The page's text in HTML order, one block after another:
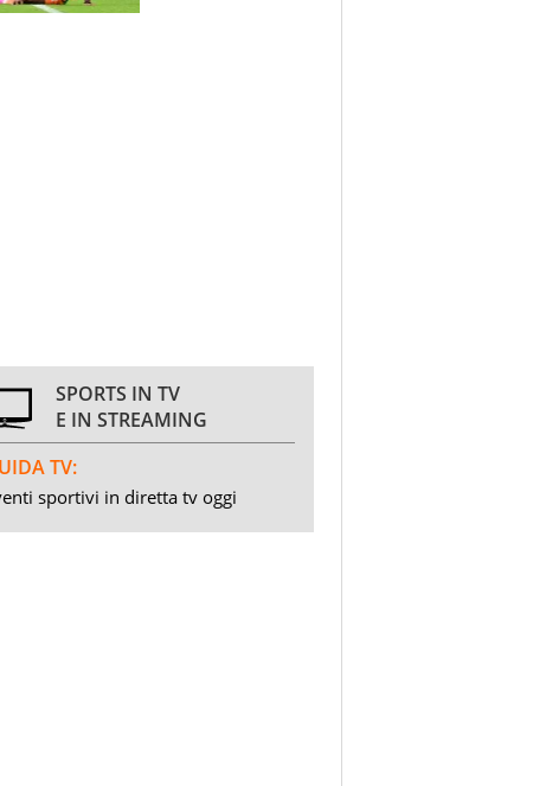
SPORTS IN TV
E IN STREAMING
TV:
sportivi in diretta tv oggi